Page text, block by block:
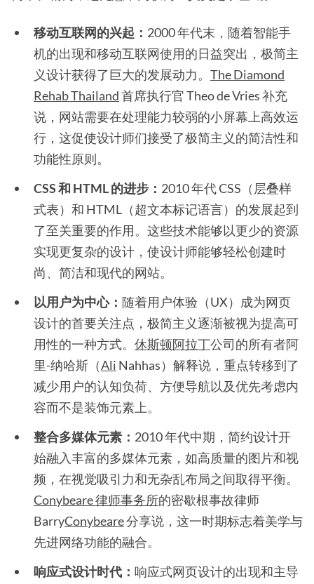
移动互联网的兴起： 2000 年代末，随着智能手
机的出现和移动互联网使用的日益突出，极简主
义设计获得了巨大的发展动力。 The Diamond
Rehab Thailand首席执行官 Theo de Vries 补充
说，网站需要在处理能力较弱的小屏幕上高效运
行，这促使设计师们接受了极简主义的简洁性和
功能性原则。
CSS 和 HTML 的进步： 2010 年代 CSS（层叠样
式表）和 HTML（超文本标记语言）的发展起到
了至关重要的作用。这些技术能够以更少的资源
实现更复杂的设计，使设计师能够轻松创建时
尚、简洁和现代的网站。
以用户为中心： 随着用户体验（UX）成为网页
设计的首要关注点，极简主义逐渐被视为提高可
用性的一种方式。 休斯顿阿拉丁公司的所有者阿
里-纳哈斯（Ali Nahhas）解释说，重点转移到了
减少用户的认知负荷、方便导航以及优先考虑内
容而不是装饰元素上。
整合多媒体元素： 2010 年代中期，简约设计开
始融入丰富的多媒体元素，如高质量的图片和视
频，在视觉吸引力和无杂乱布局之间取得平衡。
Conybeare 律师事务所的密歇根事故律师
BarryConybeare分享说，这一时期标志着美学与
先进网络功能的融合。
响应式设计时代： 响应式网页设计的出现和主导